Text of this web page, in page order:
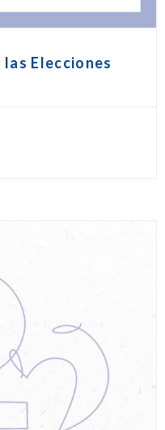
Elecciones